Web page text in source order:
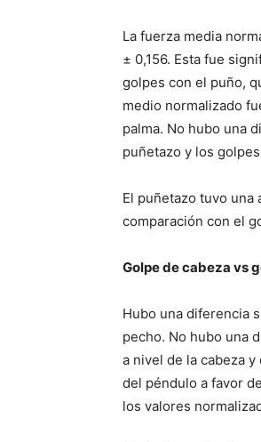
La fuerza media
± 0,156. Esta fue
golpes con el puño,
medio normalizado
palma. No hubo una
puñetazo y los
El puñetazo tuvo una
comparación con el
Golpe de cabeza vs
Hubo una diferencia
pecho. No hubo una
a nivel de la cabeza
del péndulo a favor
los valores